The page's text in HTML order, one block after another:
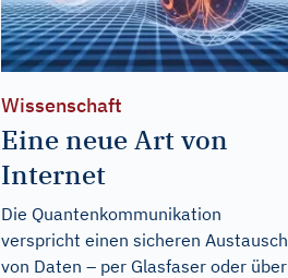
Wissenschaft
Eine neue Art von
Internet
Die Quantenkommunikation
verspricht einen sicheren Austausch
von Daten – per Glasfaser oder über